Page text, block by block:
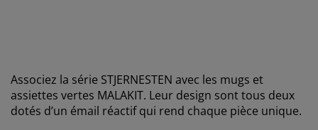
Associez la série STJERNESTEN avec les mugs et
assiettes vertes MALAKIT. Leur design sont tous deux
dotés d’un émail réactif qui rend chaque pièce unique.